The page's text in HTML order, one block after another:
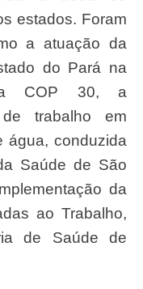
estados. Foram
a atuação da
do Pará na
a COP 30, a
trabalho em
água, conduzida
Saúde de São
da
ao Trabalho,
de Saúde de